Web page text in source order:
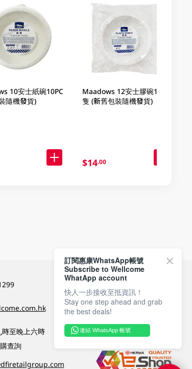
10安士紙碗10PC
隨機發貨)
Maadows 12安士膠碗10
隻 (新舊包裝隨機發貨)
$14.00
至晚上六時
查詢
付款方式
關注我們
訂閱惠康WhatsApp帳號
Subscribe to Wellcome
WhatApp account
快人一步接收至抵資訊！
Stay one step ahead and grab
the best deals!
連結 WhatsApp 帳號